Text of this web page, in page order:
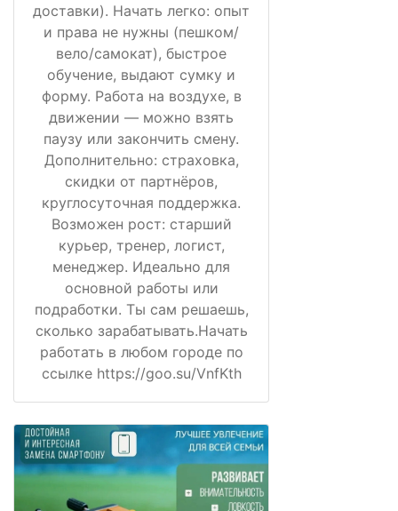
доставки). Начать легко: опыт
и права не нужны (пешком/
вело/самокат), быстрое
обучение, выдают сумку и
форму. Работа на воздухе, в
движении — можно взять
паузу или закончить смену.
Дополнительно: страховка,
скидки от партнёров,
круглосуточная поддержка.
Возможен рост: старший
курьер, тренер, логист,
менеджер. Идеально для
основной работы или
подработки. Ты сам решаешь,
сколько зарабатывать.Начать
работать в любом городе по
ссылке https://goo.su/VnfKth